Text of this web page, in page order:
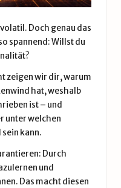
Doch genau das
spannend: Willst du
zeigen wir dir, warum
hat, weshalb
ist – und
unter welchen
kann.
Durch
und
Das macht diesen